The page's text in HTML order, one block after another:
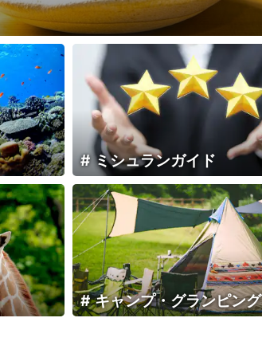
ミシュランガイド
キャンプ・グランピング